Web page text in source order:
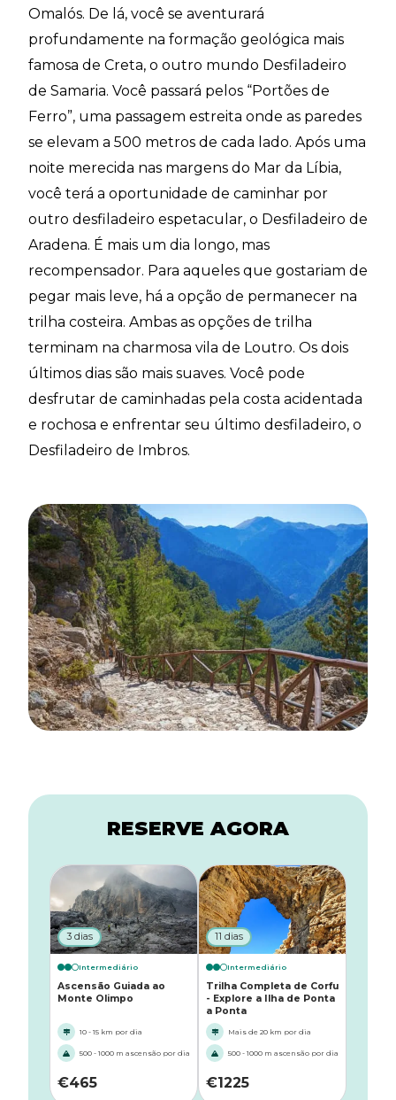
Omalós. De lá, você se aventurará
profundamente na formação geológica mais
famosa de Creta, o outro mundo Desfiladeiro
de Samaria. Você passará pelos “Portões de
Ferro”, uma passagem estreita onde as paredes
se elevam a 500 metros de cada lado. Após uma
noite merecida nas margens do Mar da Líbia,
você terá a oportunidade de caminhar por
outro desfiladeiro espetacular, o Desfiladeiro de
Aradena. É mais um dia longo, mas
recompensador. Para aqueles que gostariam de
pegar mais leve, há a opção de permanecer na
trilha costeira. Ambas as opções de trilha
terminam na charmosa vila de Loutro. Os dois
últimos dias são mais suaves. Você pode
desfrutar de caminhadas pela costa acidentada
e rochosa e enfrentar seu último desfiladeiro, o
Desfiladeiro de Imbros.
RESERVE AGORA
3 dias
Intermediário
Ascensão Guiada ao
Monte Olimpo
10 - 15 km por dia
500 - 1000 m ascensão por dia
€465
11 dias
Intermediário
Trilha Completa de Corfu
- Explore a Ilha de Ponta
a Ponta
Mais de 20 km por dia
500 - 1000 m ascensão por dia
€1225